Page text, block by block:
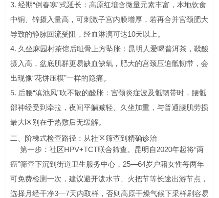
3. 经期“倒春寒”式延长：高原红壤含微量元素丰富，本地饮食
中铜、锌摄入量高，可刺激子宫内膜增厚，若再合并宫颈肥大
导致的静脉回流受阻，经血淋漓可达10天以上。
4. 久坐麻园村茶馆后耻骨上方坠胀：昆明人爱喝普洱茶，鞣酸
摄入高，盆底肌群更易缺血缺氧，肥大的宫颈压迫骶韧带，会
出现像“花饼压模”一样的隐痛。
5. 后腰“滇池风”吹不散的酸胀：宫颈炎症波及骶韧带时，腰骶
部神经受到牵拉，夜间平躺减轻、久坐加重，与普通腰肌劳损
最大区别在于热敷后无缓解。
二、阶梯式检查路径：从社区筛查到精确诊治
第一步：社区HPV+TCT联合筛查。昆明自2020年起将“两
癌”筛查下沉到街道卫生服务中心，25—64岁户籍女性每两年
可免费检测一次，建议避开泼水节、火把节等长途出游节点，
选择月经干净3—7天内取样，否则高原干燥气候下采样刷容易